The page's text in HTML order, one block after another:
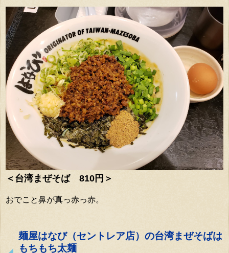
＜台湾まぜそば 810円＞
おでこと鼻が真っ赤っ赤。
麺屋はなび（セントレア店）の台湾まぜそばは
もちもち太麺